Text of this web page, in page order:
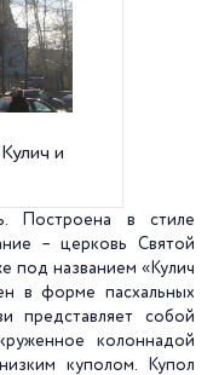
и
Построена в стиле
– церковь Святой
под названием «Кулич
в форме пасхальных
представляет собой
колоннадой
куполом. Купол